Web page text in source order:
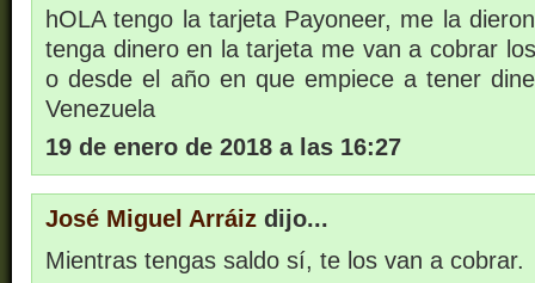
hOLA tengo la tarjeta Payoneer, me la
tenga dinero en la tarjeta me van a cobrar
o desde el año en que empiece a tener
Venezuela
19 de enero de 2018 a las 16:27
José Miguel Arráiz dijo...
Mientras tengas saldo sí, te los van a cobrar.